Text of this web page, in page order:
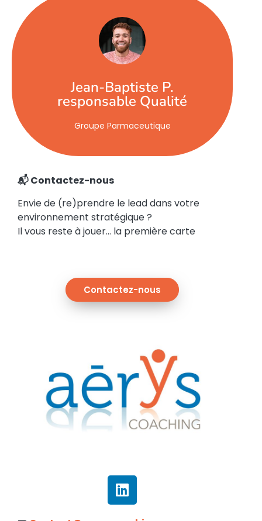
Jean-Baptiste P.
responsable Qualité
Groupe Parmaceutique
« C'était une session très intéressante,
📬Contactez-nous
Envie de (re)prendre le lead dans votre
environnement stratégique ?
Il vous reste à jouer… la première carte
Contactez-nous